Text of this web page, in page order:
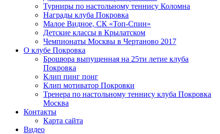
Турниры по настольному теннису Коломна
Награды клуба Покровка
Малое Видное, СК «Топ-Спин»
Детские классы в Крылатском
Чемпионаты Москвы в Чертаново 2017
О клубе Покровка
Брошюра выпущенная на 25ти летие клуба
Покровка
Клип пинг понг
Клип мотиватор Покровки
Тренера по настольному теннису клуба Покровка
Москва
Контакты
Карта сайта
Видео